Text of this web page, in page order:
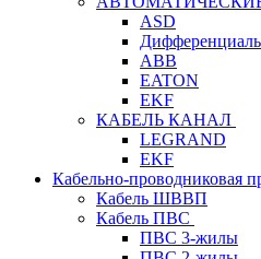
ASD
ABB
EATON
EKF
КАБЕЛЬ КАНАЛ
LEGRAND
EKF
Кабельно-проводниковая
Кабель ШВВП
Кабель ПВС
ПВС 3-жилы